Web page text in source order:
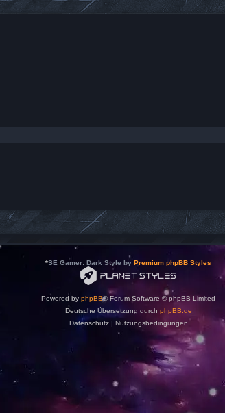
*SE Gamer: Dark Style by Premium phpBB Styles
Powered by phpBB® Forum Software © phpBB Limited
Deutsche Übersetzung durch phpBB.de
Datenschutz| Nutzungsbedingungen